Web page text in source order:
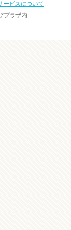
ービスについて
プラザ内